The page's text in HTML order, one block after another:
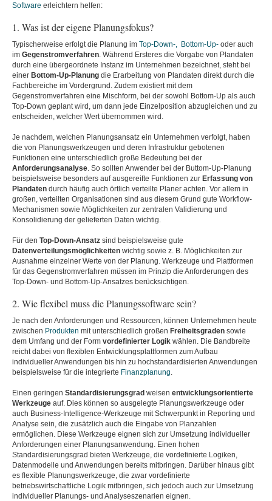
Software erleichtern helfen:
1. Was ist der eigene Planungsfokus?
Typischerweise erfolgt die Planung im Top-Down-, Bottom-Up- oder auch
im Gegenstromverfahren. Während Ersteres die Vorgabe von Plandaten
durch eine übergeordnete Instanz im Unternehmen bezeichnet, steht bei
einer Bottom-Up-Planung die Erarbeitung von Plandaten direkt durch die
Fachbereiche im Vordergrund. Zudem existiert mit dem
Gegenstromverfahren eine Mischform, bei der sowohl Bottom-Up als auch
Top-Down geplant wird, um dann jede Einzelposition abzugleichen und zu
entscheiden, welcher Wert übernommen wird.
Je nachdem, welchen Planungsansatz ein Unternehmen verfolgt, haben
die von Planungswerkzeugen und deren Infrastruktur gebotenen
Funktionen eine unterschiedlich große Bedeutung bei der
Anforderungsanalyse. So sollten Anwender bei der Buttom-Up-Planung
beispielsweise besonders auf ausgereifte Funktionen zur Erfassung von
Plandaten durch häufig auch örtlich verteilte Planer achten. Vor allem in
großen, verteilten Organisationen sind aus diesem Grund gute Workflow-
Mechanismen sowie Möglichkeiten zur zentralen Validierung und
Konsolidierung der gelieferten Daten wichtig.
Für den Top-Down-Ansatz sind beispielsweise gute
Datenverteilungsmöglichkeiten wichtig sowie z. B. Möglichkeiten zur
Ausnahme einzelner Werte von der Planung. Werkzeuge und Plattformen
für das Gegenstromverfahren müssen im Prinzip die Anforderungen des
Top-Down- und Bottom-Up-Ansatzes berücksichtigen.
2. Wie flexibel muss die Planungssoftware sein?
Je nach den Anforderungen und Ressourcen, können Unternehmen heute
zwischen Produkten mit unterschiedlich großen Freiheitsgraden sowie
dem Umfang und der Form vordefinierter Logik wählen. Die Bandbreite
reicht dabei von flexiblen Entwicklungsplattformen zum Aufbau
individueller Anwendungen bis hin zu hochstandardisierten Anwendungen
beispielsweise für die integrierte Finanzplanung.
Einen geringen Standardisierungsgrad weisen entwicklungsorientierte
Werkzeuge auf. Dies können so ausgelegte Planungswerkzeuge oder
auch Business-Intelligence-Werkzeuge mit Schwerpunkt in Reporting und
Analyse sein, die zusätzlich auch die Eingabe von Planzahlen
ermöglichen. Diese Werkzeuge eignen sich zur Umsetzung individueller
Anforderungen einer Planungsanwendung. Einen hohen
Standardisierungsgrad bieten Werkzeuge, die vordefinierte Logiken,
Datenmodelle und Anwendungen bereits mitbringen. Darüber hinaus gibt
es flexible Planungswerkzeuge, die zwar vordefinierte
betriebswirtschaftliche Logik mitbringen, sich jedoch auch zur Umsetzung
individueller Planungs- und Analyseszenarien eignen.